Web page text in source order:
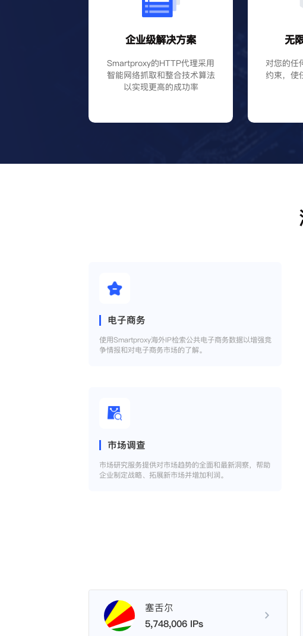
企业级解决方案
Smartproxy的HTTP代理采用
智能网络抓取和整合技术算法
以实现更高的成功率
无
对您的任
约束，使
电子商务
使用Smartproxy海外IP检索公共电子商务数据以增强竞
争情报和对电子商务市场的了解。
市场调查
市场研究服务提供对市场趋势的全面和最新洞察，帮助
企业制定战略、拓展新市场并增加利润。
塞舌尔
5,748,006 IPs